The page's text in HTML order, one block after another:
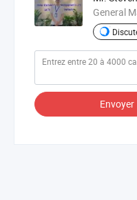
General
Envoyer